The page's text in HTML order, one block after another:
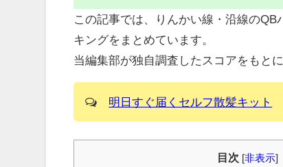
この記事では、りんかい線・沿線の
キングをまとめています。
当編集部が独自調査したスコアをもと
明日すぐ届くセルフ散髪キット
目次 非表示]